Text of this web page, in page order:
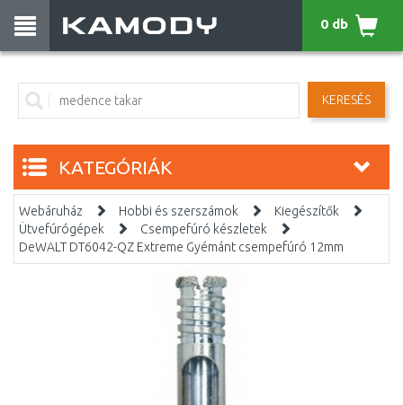
KERESÉS
0 db
KATEGÓRIÁK
Webáruház Hobbi és szerszámok
Kiegészítők
Ütvefúrógépek
Csempefúró készletek
DeWALT DT6042-QZ Extreme Gyémánt csempefúró 12mm